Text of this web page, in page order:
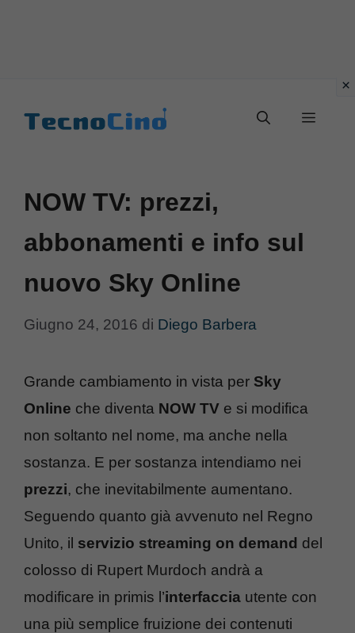
Menu
NOW TV: prezzi,
abbonamenti e info sul
nuovo Sky Online
Giugno 24, 2016 di Diego Barbera
Grande cambiamento in vista per Sky
Online che diventa NOW TV e si modifica
non soltanto nel nome, ma anche nella
sostanza. E per sostanza intendiamo nei
prezzi, che inevitabilmente aumentano.
Seguendo quanto già avvenuto nel Regno
Unito, il servizio streaming on demand del
colosso di Rupert Murdoch andrà a
modificare in primis l’interfaccia utente con
una più semplice fruizione dei contenuti